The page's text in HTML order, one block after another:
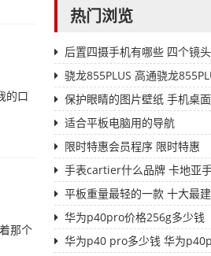
的口
那个
热门浏览
后置四摄手机有哪些 四个镜
骁龙855PLUS 高通骁龙
保护眼睛的图片壁纸 手机桌
适合平板电脑用的导航
限时特惠会员程序 限时特惠
手表cartier什么品牌 卡地亚
平板重量最轻的一款 十大最
华为p40pro价格256g多少钱
华为p40 pro多少钱 华为